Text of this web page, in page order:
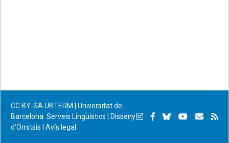
CC BY-SA UBTERM | Universitat de
Barcelona. Serveis Lingüístics
Disseny
d’Omitsis
Avís legal
Instagram
Facebook
BlueskyYouTube